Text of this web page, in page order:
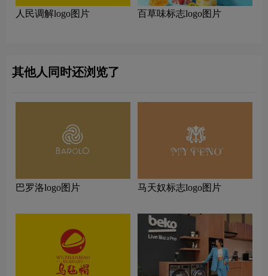
人民调解logo图片 百草味标志logo图片
其他人同时还浏览了
巴罗洛logo图片 马天奴标志logo图片